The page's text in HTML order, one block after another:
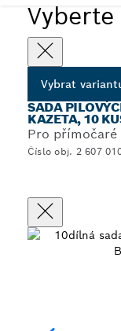
Vybrat
SADA
KAZETA, 10
Pro přímočaré
Číslo obj. 2 607